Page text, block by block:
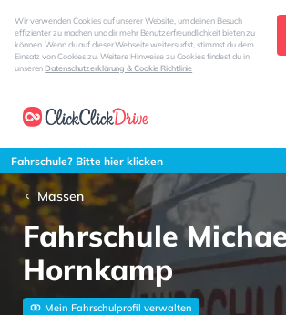
Wir verwenden Cookies auf unserer Website, um deinen Besuch
effizienter zu machen und dir mehr Benutzerfreundlichkeit bieten zu
können. Wenn du auf dieser Webseite weitersurfst, stimmst du dem
Einsatz von Cookies zu. Weitere Hinweise zu Cookies findest du in
unserenDatenschutzerklärung & Cookie Richtlinie
Fahrschule? Bitte hier klicken
Massen
Fahrschule
Hornkamp
Mein Fahrschulprofil verwalten